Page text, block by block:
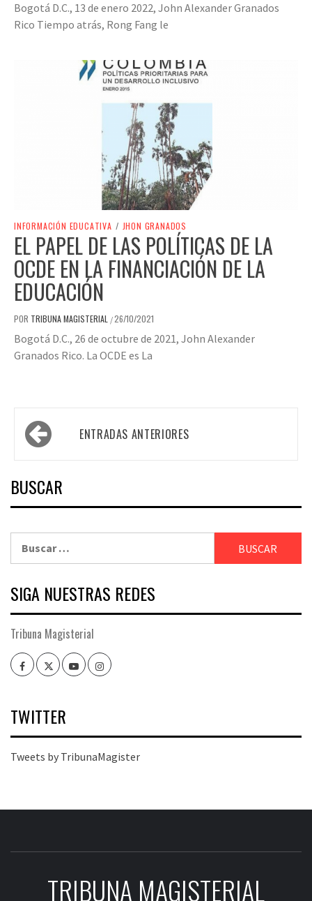
Bogotá D.C., 13 de enero 2022, John Alexander Granados
Rico Tiempo atrás, Rong Fang le
INFORMACIÓN EDUCATIVA / JHON GRANADOS
EL PAPEL DE LAS POLÍTICAS DE LA
OCDE EN LA FINANCIACIÓN DE LA
EDUCACIÓN
POR TRIBUNA MAGISTERIAL /26/10/2021
Bogotá D.C., 26 de octubre de 2021, John Alexander
Granados Rico. La OCDE es La
Navegación
de
entradas
ENTRADAS ANTERIORES
BUSCAR
SIGA NUESTRAS REDES
Tribuna Magisterial
FacebookTwitterYoutubeInstagram
TWITTER
Tweets by TribunaMagister
TRIBUNA MAGISTERIAL